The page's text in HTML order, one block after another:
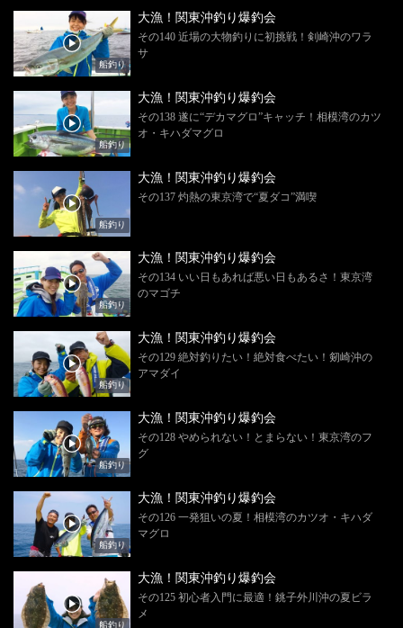
船釣り
大漁！関東沖釣り爆釣会
その140 近場の大物釣りに初挑戦！剣崎沖のワラ
サ
船釣り
大漁！関東沖釣り爆釣会
その138 遂に“デカマグロ”キャッチ！相模湾のカツ
オ・キハダマグロ
船釣り
大漁！関東沖釣り爆釣会
その137 灼熱の東京湾で“夏ダコ”満喫
船釣り
大漁！関東沖釣り爆釣会
その134 いい日もあれば悪い日もあるさ！東京湾
のマゴチ
船釣り
大漁！関東沖釣り爆釣会
その129 絶対釣りたい！絶対食べたい！剱崎沖の
アマダイ
船釣り
大漁！関東沖釣り爆釣会
その128 やめられない！とまらない！東京湾のフ
グ
船釣り
大漁！関東沖釣り爆釣会
その126 一発狙いの夏！相模湾のカツオ・キハダ
マグロ
船釣り
大漁！関東沖釣り爆釣会
その125 初心者入門に最適！銚子外川沖の夏ビラ
メ